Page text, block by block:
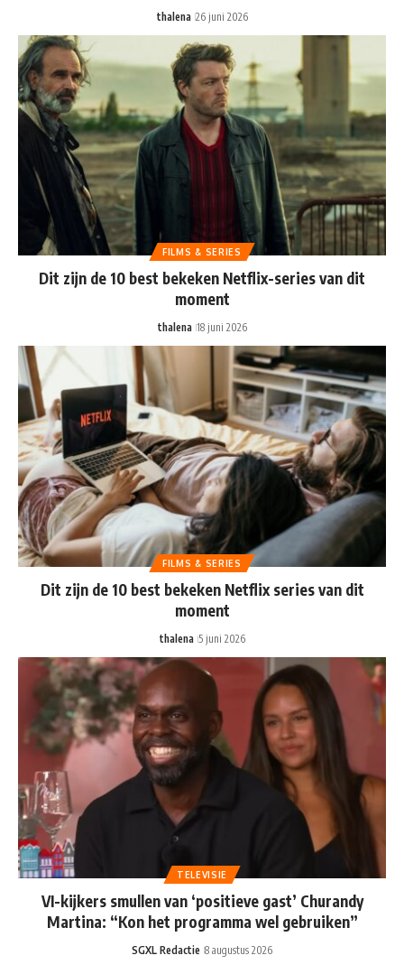
thalena 26 juni 2026
FILMS & SERIES
Dit zijn de 10 best bekeken Netflix-series van dit
moment
thalena 18 juni 2026
FILMS & SERIES
Dit zijn de 10 best bekeken Netflix series van dit
moment
thalena 5 juni 2026
TELEVISIE
VI-kijkers smullen van ‘positieve gast’ Churandy
Martina: “Kon het programma wel gebruiken”
SGXL Redactie 8 augustus 2026